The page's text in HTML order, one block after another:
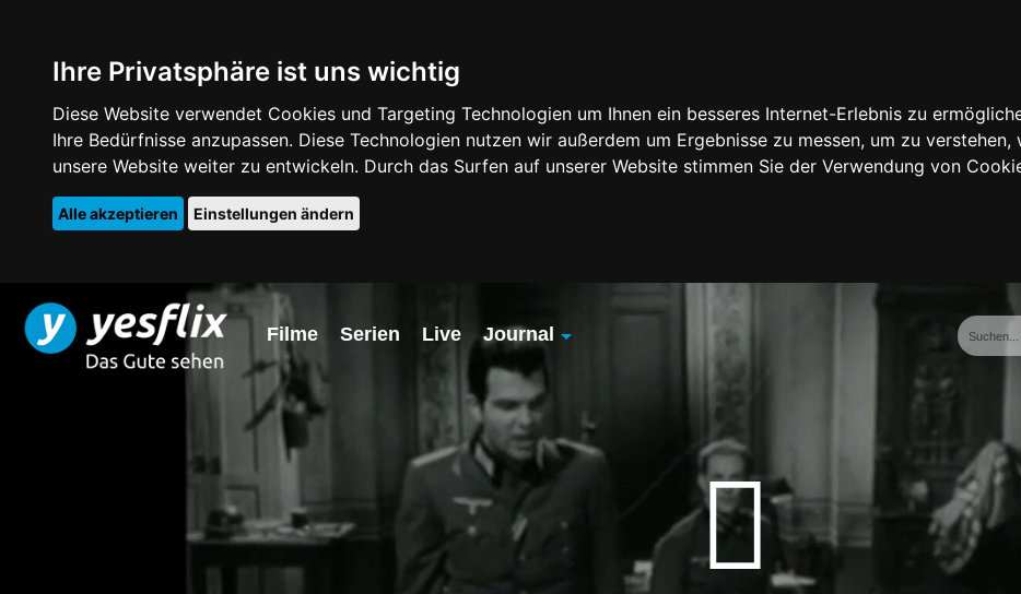
Ihre Privatsphäre ist uns wichtig
Diese Website verwendet Cookies und Targeting Technologien um Ihnen ein besseres Internet-Erlebnis zu
Ihre Bedürfnisse anzupassen. Diese Technologien nutzen wir außerdem um Ergebnisse zu messen, um zu
unsere Website weiter zu entwickeln. Durch das Surfen auf unserer Website stimmen Sie der Verwendung von
Alle akzeptieren Einstellungen ändern
Filme Serien Live
Journal
Übersicht